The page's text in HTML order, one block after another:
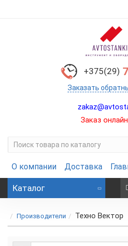
+375(29)
Заказать
Заказ
О компании Доставка
Каталог
Производители Техно Вектор